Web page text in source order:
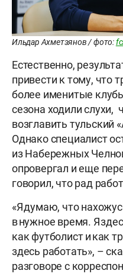
Ильдар Ахметзянов / фото:
Естественно,
привести к тому, что
более именитые
сезона ходили
возглавить тульский
Однако специалист
из Набережных
опровергал и еще
говорил, что рад
«Я думаю, что
в нужное время. Я
как футболист и как
здесь работать», –
разговоре с